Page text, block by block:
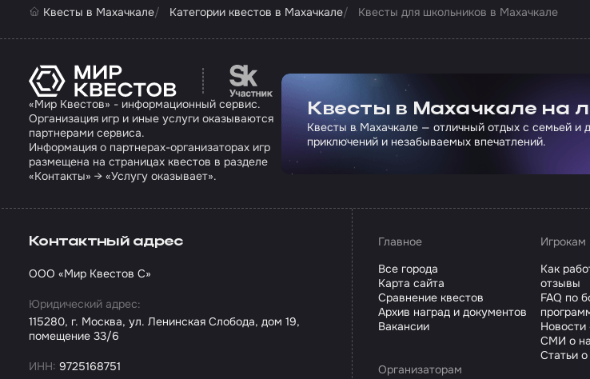
Квесты в Махачкале Категории квестов в Махачкале Квесты для школьников в Махачкале
Перейти на сайт партнера Сколково
«Мир Квестов» - информационный сервис.
Организация игр и иные услуги оказываются
партнерами сервиса.
Информация о партнерах-организаторах игр
размещена на страницах квестов в разделе
«Контакты» → «Услугу оказывает».
Квесты в Махачкале на
Квесты в Махачкале — отличный отдых с семьей и
приключений и незабываемых впечатлений.
Контактный адрес
ООО «Мир Квестов С»
Юридический адрес:
115280, г. Москва, ул. Ленинская Слобода, дом 19,
помещение 33/6
ИНН: 9725168751
Главное
Все города
Карта сайта
Сравнение квестов
Архив наград и документов
Вакансии
Игрокам
Как
отзывы
FAQ по
Новости
СМИ о
Статьи
Организаторам